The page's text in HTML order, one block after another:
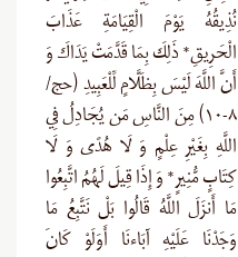
نُذِيقُهُ يَوْمَ الْقِيَامَةِ عَذَابَ
الْحَرِيقِ* ذَلِكَ بِمَا قَدَّمَتْ يَدَاكَ وَ
أَنَّ اللَّهَ لَيْسَ بِظَلَّامٍ لِّلْعَبِيدِ (حج/
۸-۱۰) مِنَ النَّاسِ مَن يُجَادِلُ فِي
اللَّهِ بِغَيْرِ عِلْمٍ وَ لَا هُدًى وَ لَا
كِتَابٍ مُّنِيرٍ* وَ إِذَا قِيلَ لَهُمُ اتَّبِعُوا
مَا أَنزَلَ اللَّهُ قَالُوا بَلْ نَتَّبِعُ مَا
وَجَدْنَا عَلَيْهِ آبَاءنَا أَوَلَوْ كَانَ